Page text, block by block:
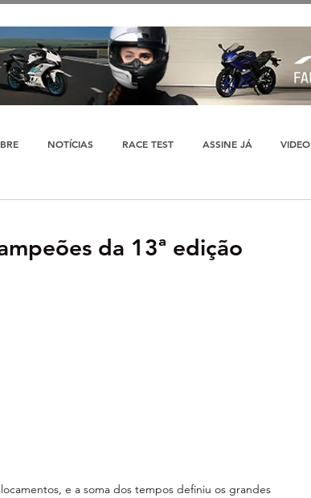
NOTÍCIAS RACE TEST ASSINE JÁ VIDEO
da 13ª edição
e a soma dos tempos definiu os grandes